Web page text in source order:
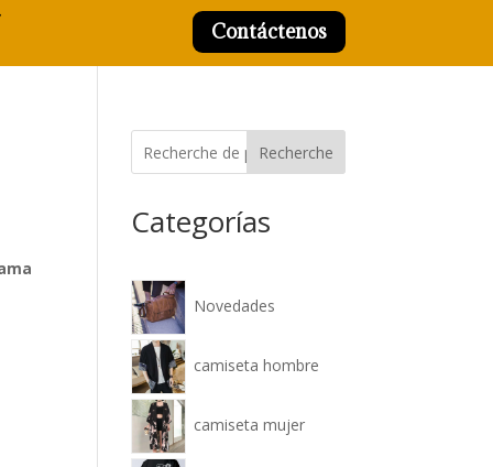
Contáctenos
Recherche
Categorías
Novedades
camiseta hombre
camiseta mujer